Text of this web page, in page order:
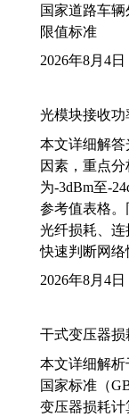
国家道路车
限值标准
2026年8月4日
光模块接收功
本文详细解
因素，重点
为-3dBm至-
参考值表格
光纤损耗、
快速判断网络
2026年8月4日
干式变压器
本文详细解
国家标准（
变压器损耗